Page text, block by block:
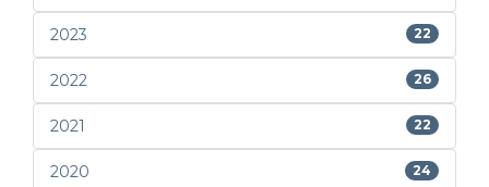
2023 22
2022 26
2021 22
2020 24